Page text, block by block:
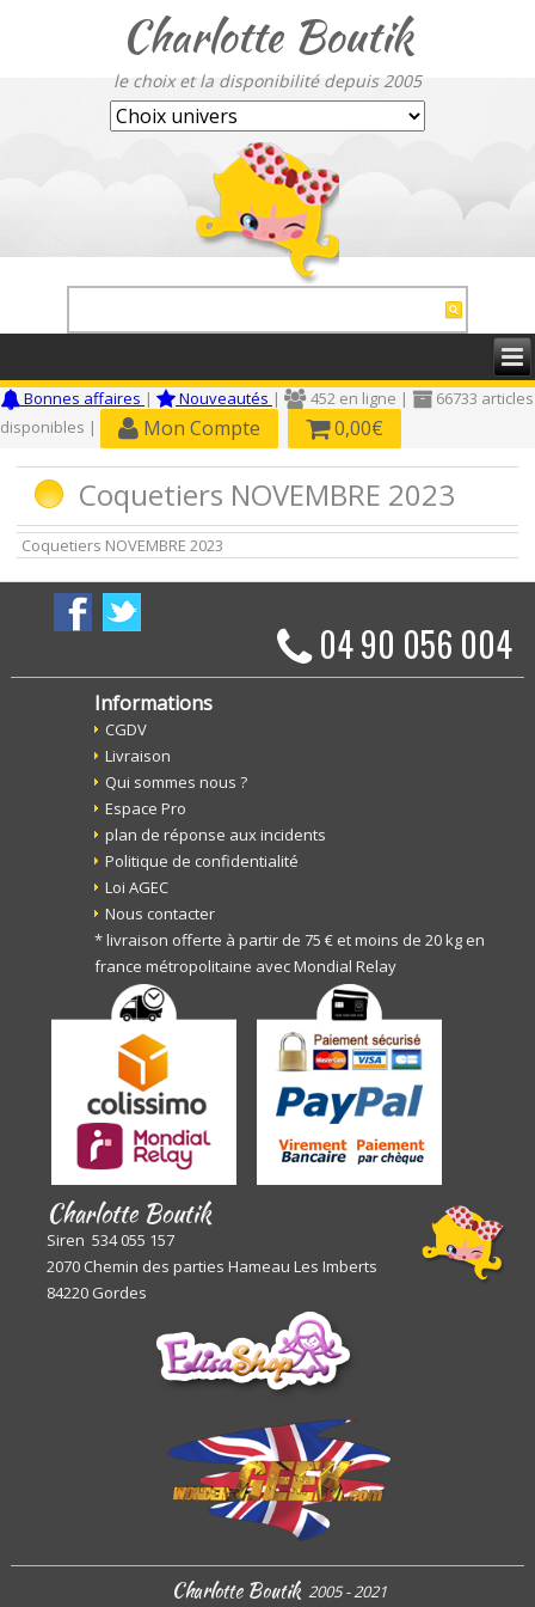
Charlotte Boutik
le choix et la disponibilité depuis 2005
Bonnes affaires | Nouveautés | 452 en ligne |
66733 articles
disponibles |
Mon Compte 0,00€
Coquetiers NOVEMBRE 2023
Coquetiers NOVEMBRE 2023
04 90 056 004
Informations
CGDV
Livraison
Qui sommes nous ?
Espace Pro
plan de réponse aux incidents
Politique de confidentialité
Loi AGEC
Nous contacter
* livraison offerte à partir de 75 € et moins de 20 kg en
france métropolitaine avec Mondial Relay
Charlotte Boutik
Siren 534 055 157
2070 Chemin des parties Hameau Les Imberts
84220 Gordes
Charlotte Boutik 2005 - 2021